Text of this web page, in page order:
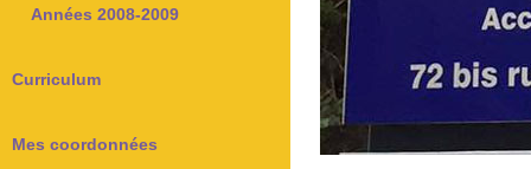
Années 2008-2009
Curriculum
Mes coordonnées